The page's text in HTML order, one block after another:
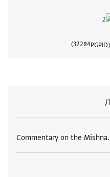
PGPID
32284
Commentary on the